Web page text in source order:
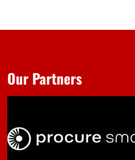
Our Partners